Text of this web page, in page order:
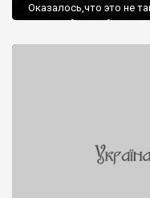
Оказалось,что это не
поездкой случайно
что-то, так как